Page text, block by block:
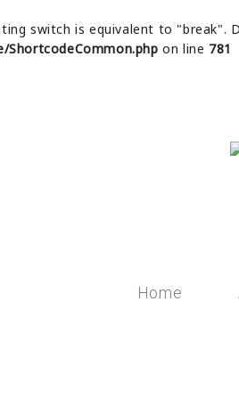
switch is equivalent to "break".
on line 781
Home